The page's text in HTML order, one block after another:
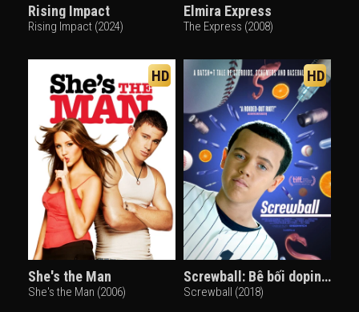
Rising Impact
Rising Impact (2024)
Elmira Express
The Express (2008)
HD
She's the Man
She's the Man (2006)
HD
Screwball: Bê bối doping bóng chày
Screwball (2018)